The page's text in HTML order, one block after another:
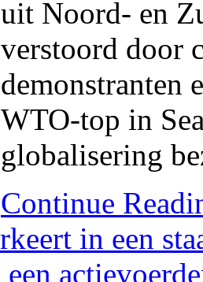
uit Noord- en
verstoord door
demonstranten
WTO-top in
globalisering
Continue